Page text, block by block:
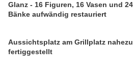
Glanz - 16 Figuren, 16 Vasen und 24
Bänke aufwändig restauriert
Aussichtsplatz am Grillplatz nahezu
fertiggestellt